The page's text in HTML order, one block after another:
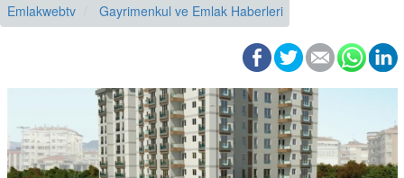
Emlakwebtv Gayrimenkul ve Emlak Haberleri